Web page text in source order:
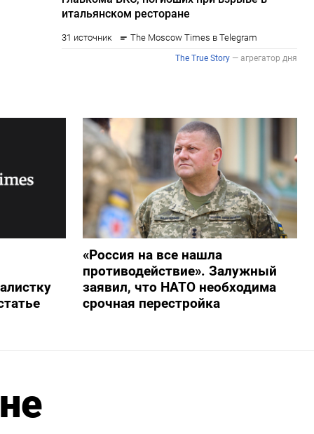
«Россия на все нашла
противодействие». Залужный
заявил, что НАТО необходима
срочная перестройка